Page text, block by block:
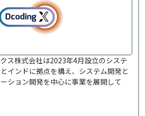
ス株式会社は2023年4月設立のシステ
インドに拠点を構え、システム開発と
ション開発を中心に事業を展開して